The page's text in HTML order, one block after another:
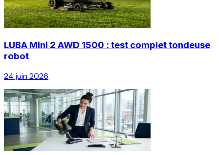
LUBA Mini 2 AWD 1500 : test complet tondeuse
robot
24 juin 2026